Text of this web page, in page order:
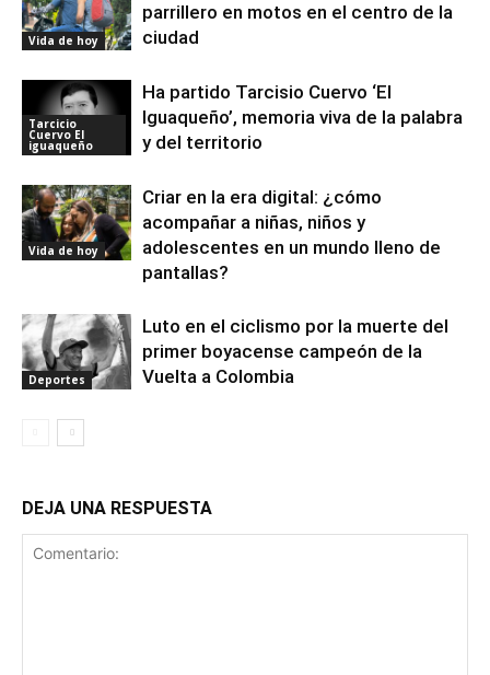
Vida de hoy
parrillero en motos en el centro de la
ciudad
Tarcicio
Cuervo El
iguaqueño
Ha partido Tarcisio Cuervo ‘El
Iguaqueño’, memoria viva de la palabra
y del territorio
Vida de hoy
Criar en la era digital: ¿cómo
acompañar a niñas, niños y
adolescentes en un mundo lleno de
pantallas?
Deportes
Luto en el ciclismo por la muerte del
primer boyacense campeón de la
Vuelta a Colombia
DEJA UNA RESPUESTA